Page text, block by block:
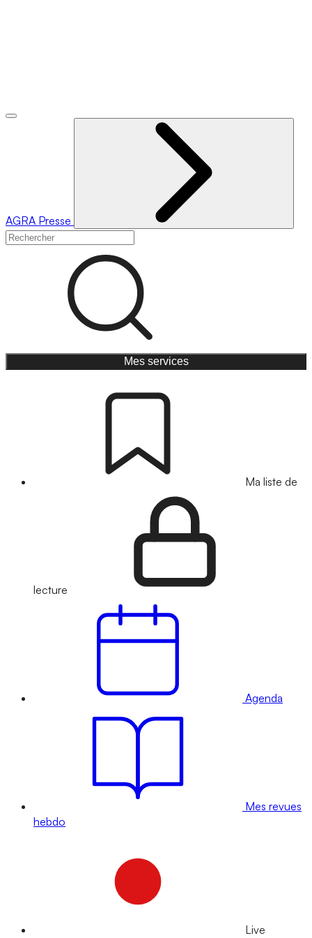
AGRA Presse
Mes services
Ma liste de
lecture
Agenda
Mes revues
hebdo
Live